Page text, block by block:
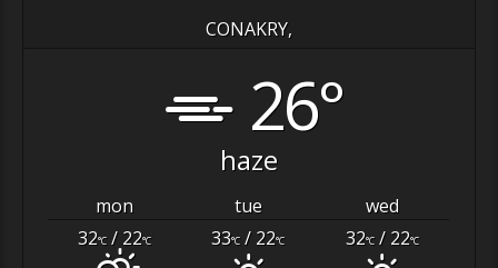
CONAKRY,
26°
haze
mon tue
wed
32°C / 22°C 33°C / 22°C 32°C/ 22°C